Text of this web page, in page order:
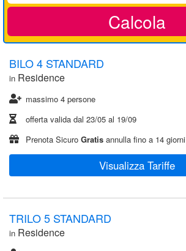
Calcola
BILO 4 STANDARD
in Residence
massimo 4 persone
offerta valida dal 23/05 al 19/09
Prenota Sicuro Gratis annulla fino a 14 giorni
Visualizza Tariffe
TRILO 5 STANDARD
in Residence